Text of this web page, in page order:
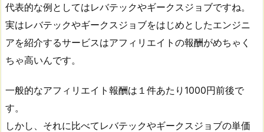
代表的な例としてはレバテックやギークスジョブですね。
実はレバテックやギークスジョブをはじめとしたエンジニ
アを紹介するサービスはアフィリエイトの報酬がめちゃく
ちゃ高いんです。
一般的なアフィリエイト報酬は１件あたり1000円前後で
す。
しかし、それに比べてレバテックやギークスジョブの単価